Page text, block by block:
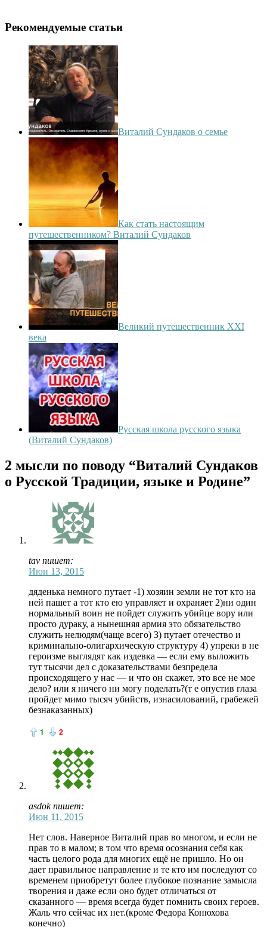
Рекомендуемые статьи
Виталий Сундаков о семье
Как стать настоящим
путешественником? Виталий Сундаков
Великий путешественник XXI
века
Русская школа русского языка
(Виталий Сундаков)
2 мысли по поводу “Виталий Сундаков
о Русской Традиции, языке и Родине”
tav пишет:
Июн 13, 2015
дяденька немного путает -1) хозяин земли не тот кто на
ней пашет а тот кто ею управляет и охраняет 2)ни один
нормальный воин не пойдет служить убийце вору или
просто дураку, а нынешняя армия это обязательство
служить нелюдям(чаще всего) 3) путает отечество и
криминально-олигархическую структуру 4) упреки в не
героизме выглядят как издевка — если ему выложить
тут тысячи дел с доказательствами безпредела
происходящего у нас — и что он скажет, это все не мое
дело? или я ничего ни могу поделать?(т е опустив глаза
пройдет мимо тысяч убийств, изнасилований, грабежей
безнаказанных)
1 2
asdok пишет:
Июн 11, 2015
Нет слов. Наверное Виталий прав во многом, и если не
прав то в малом; в том что время осознания себя как
часть целого рода для многих ещё не пришло. Но он
дает правильное направление и те кто им последуют со
временем приобретут более глубокое познание замысла
творения и даже если оно будет отличаться от
сказанного — время всегда будет помнить своих героев.
Жаль что сейчас их нет.(кроме Федора Конюхова
конечно)